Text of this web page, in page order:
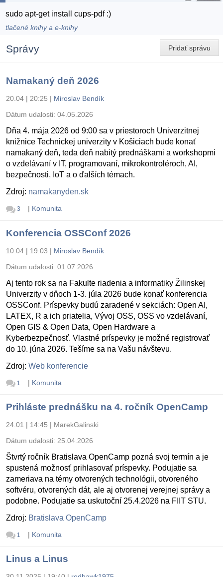
sudo apt-get install cups-pdf :)
tlačené knihy a e-knihy
Pridať správu
Správy
Namakaný deň 2026
20.04 | 20:25 | Miroslav Bendík
Dátum udalosti: 04.05.2026
Dňa 4. mája 2026 od 9:00 sa v priestoroch Univerzitnej
knižnice Technickej univerzity v Košiciach bude konať
namakaný deň, teda deň nabitý prednáškami a workshopmi
o vzdelávaní v IT, programovaní, mikrokontroléroch, AI,
bezpečnosti, IoT a o ďalších témach.
Zdroj: namakanyden.sk
3 | Komunita
Konferencia OSSConf 2026
10.04 | 19:03 | Miroslav Bendík
Dátum udalosti: 01.07.2026
Aj tento rok sa na Fakulte riadenia a informatiky Žilinskej
Univerzity v dňoch 1-3. júla 2026 bude konať konferencia
OSSConf. Príspevky budú zaradené v sekciách: Open AI,
LATEX, R a ich priatelia, Vývoj OSS, OSS vo vzdelávaní,
Open GIS & Open Data, Open Hardware a
Kyberbezpečnosť. Vlastné príspevky je možné registrovať
do 10. júna 2026. Tešíme sa na Vašu návštevu.
Zdroj: Web konferencie
1 | Komunita
Prihláste prednášku na 4. ročník OpenCamp
24.01 | 14:45 | MarekGalinski
Dátum udalosti: 25.04.2026
Štvrtý ročník Bratislava OpenCamp pozná svoj termín a je
spustená možnosť prihlasovať príspevky. Podujatie sa
zameriava na témy otvorených technológii, otvoreného
softvéru, otvorených dát, ale aj otvorenej verejnej správy a
podobne. Podujatie sa uskutoční 25.4.2026 na FIIT STU.
Zdroj: Bratislava OpenCamp
1 | Komunita
Linus a Linus